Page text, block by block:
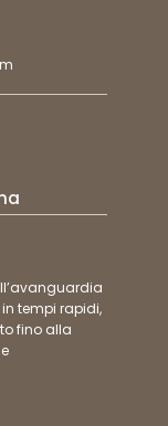
tempi rapidi,
fino alla